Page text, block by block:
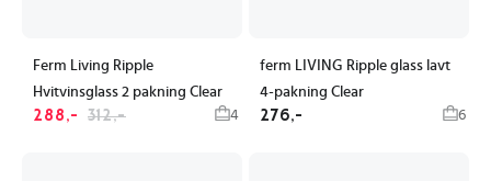
Ferm Living Ripple
Hvitvinsglass 2 pakning Clear
288,- 312,- 4
ferm LIVING Ripple glass lavt
4-pakning Clear
276,- 6